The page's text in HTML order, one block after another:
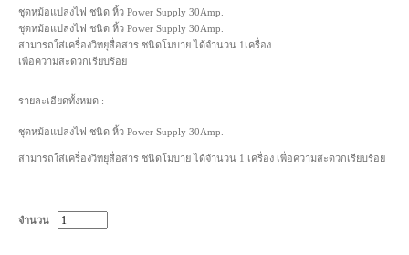
ชุดหม้อแปลงไฟ ชนิด หิ้ว Power Supply 30Amp.
ชุดหม้อแปลงไฟ ชนิด หิ้ว Power Supply 30Amp.
สามารถใส่เครื่องวิทยุสื่อสาร ชนิดโมบาย ได้จำนวน 1เครื่อง
เพื่อความสะดวกเรียบร้อย
รายละเอียดทั้งหมด :
ชุดหม้อแปลงไฟ ชนิด หิ้ว Power Supply 30Amp.
สามารถใส่เครื่องวิทยุสื่อสาร ชนิดโมบาย ได้จำนวน 1 เครื่อง เพื่อความสะดวกเรียบร้อย
จำนวน